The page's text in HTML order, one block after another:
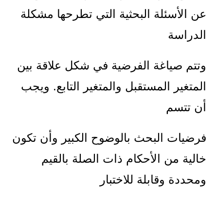
عن الأسئلة البحثية التي تطرحها مشكلة
الدراسة
وتتم صياغة الفرضية في شكل علاقة بين
المتغير المستقبل والمتغير التابع. ويجب
أن تتسم
فرضيات البحث بالوضوح الكبير وأن تكون
خالية من الأحكام ذات الصلة بالقيم
ومحددة وقابلة للاختبار